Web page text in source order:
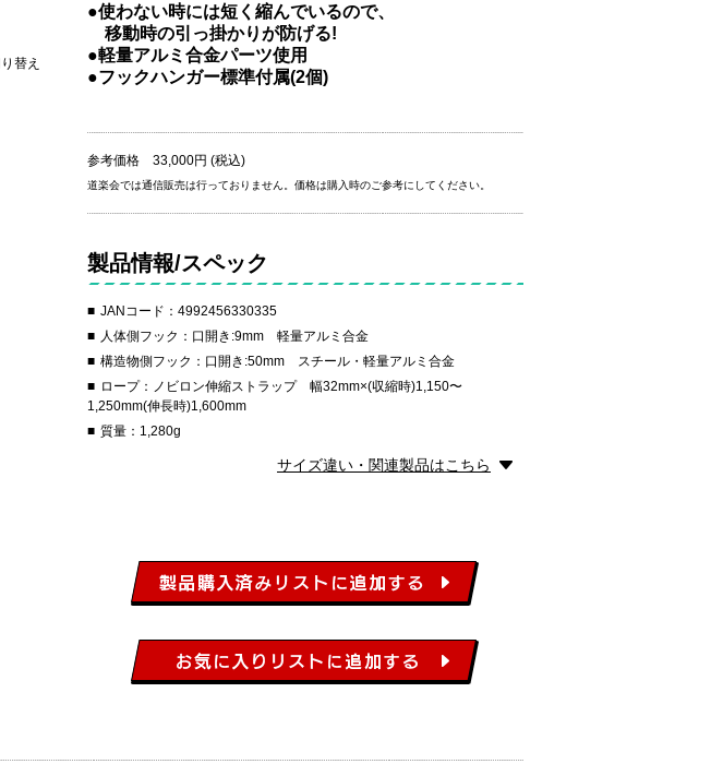
替え
●使わない時には短く縮んでいるので、
移動時の引っ掛かりが防げる!
●軽量アルミ合金パーツ使用
●フックハンガー標準付属(2個)
参考価格 33,000円 (税込)
道楽会では通信販売は行っておりません。価格は購入時のご参考にしてください。
製品情報/スペック
JANコード：4992456330335
人体側フック：口開き:9mm 軽量アルミ合金
構造物側フック：口開き:50mm スチール・軽量アルミ合金
ロープ：ノビロン伸縮ストラップ 幅32mm×(収縮時)1,150〜
1,250mm(伸長時)1,600mm
質量：1,280g
サイズ違い・関連製品はこちら